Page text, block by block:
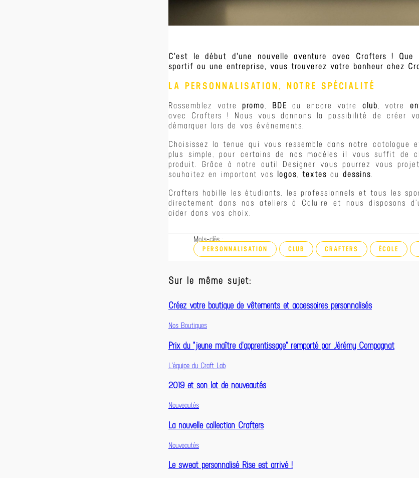
​C'est le début d'une nouvelle aventure avec Crafters ! Que
sportif ou une entreprise, vous trouverez votre bonheur chez
LA PERSONNALISATION, NOTRE SPÉCIALITÉ
​Rassemblez votre promo, BDE ou encore votre club, votre
avec Crafters ! Nous vous donnons la possibilité de créer
démarquer lors de vos événements.
Choisissez la tenue qui vous ressemble dans notre catalogue
plus simple, pour certains de nos modèles il vous suffit de
produit. Grâce à notre outil Designer vous pourrez vous
souhaitez en important vos logos, textes ou dessins.
Crafters habille les étudiants, les professionnels et tous les
directement dans nos ateliers à Caluire et nous disposons
aider dans vos choix.
Mots-clés :
PERSONNALISATION CLUB CRAFTERS ÉCOLE
Sur le même sujet:
Créez votre boutique de vêtements et accessoires personnalisés
Nos Boutiques
Prix du "jeune maître d'apprentissage" remporté par Jérémy Compagnat
L'équipe du Craft Lab
2019 et son lot de nouveautés
Nouveautés
La nouvelle collection Crafters
Nouveautés
Le sweat personnalisé Rise est arrivé !